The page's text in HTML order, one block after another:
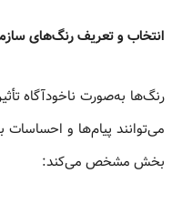
انتخاب و تعریف رنگ‌های
رنگ‌ها به‌صورت ناخودآگاه
می‌توانند پیام‌ها و احساسات
بخش مشخص می‌کند: